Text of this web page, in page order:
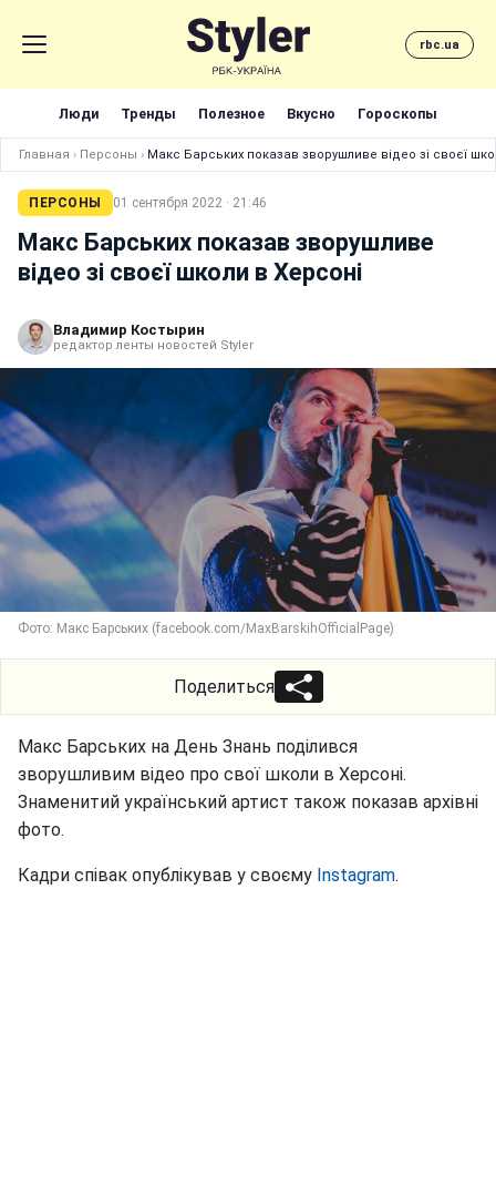
rbc.ua
Люди Тренды Полезное Вкусно Гороскопы
Главная › Персоны › Макс Барських показав зворушливе відео зі своєї
ПЕРСОНЫ 01 сентября 2022 · 21:46
Макс Барських показав зворушливе
відео зі своєї школи в Херсоні
Владимир Костырин
редактор ленты новостей Styler
Фото: Макс Барських (facebook.com/MaxBarskihOfficialPage)
Поделиться
Макс Барських на День Знань поділився
зворушливим відео про свої школи в Херсоні.
Знаменитий український артист також показав архівні
фото.
Кадри співак опублікував у своєму Instagram.